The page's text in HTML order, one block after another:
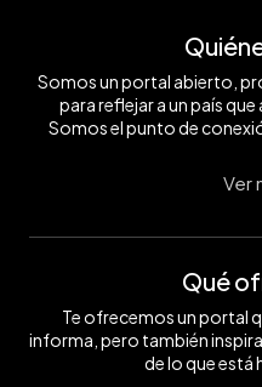
Somos un portal abierto,
para reflejar a un país que
Somos el punto de
Ver
Qué
Te ofrecemos un portal
informa, pero también
de lo que está